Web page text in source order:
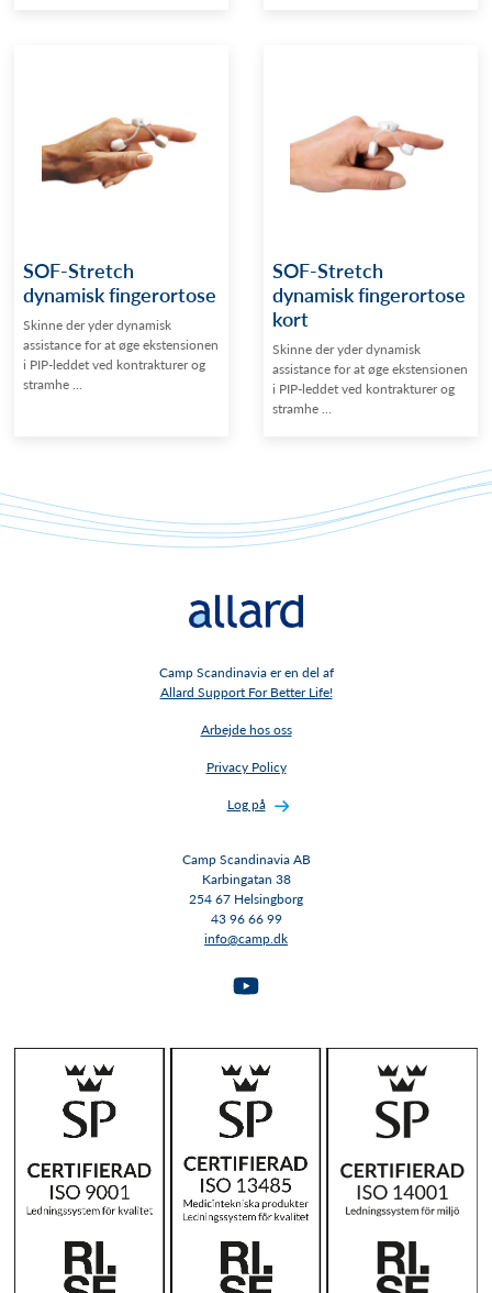
SOF-Stretch
dynamisk fingerortose
Skinne der yder dynamisk
assistance for at øge ekstensionen
i PIP-leddet ved kontrakturer og
stramhe ...
SOF-Stretch
dynamisk fingerortose
kort
Skinne der yder dynamisk
assistance for at øge ekstensionen
i PIP-leddet ved kontrakturer og
stramhe ...
Camp Scandinavia er en del af
Allard Support For Better Life!
Arbejde hos oss
Privacy Policy
Log på
Camp Scandinavia AB
Karbingatan 38
254 67 Helsingborg
43 96 66 99
info@camp.dk